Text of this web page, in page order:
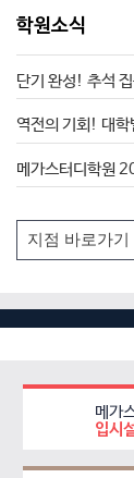
학원소식
단기 완성! 추석
역전의 기회! 대학
메가스터디학원
메가
입시